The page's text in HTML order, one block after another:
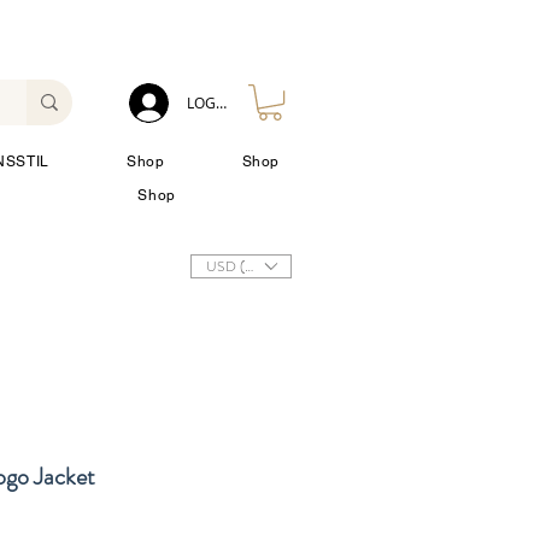
Shop
Shop
Shop
LOG IN
USD ($)
Jacket